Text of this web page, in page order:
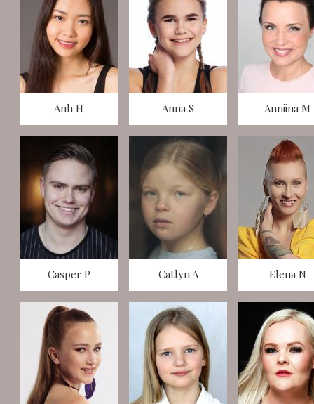
Anh H Anna S Anniina M
Casper P Catlyn A Elena N